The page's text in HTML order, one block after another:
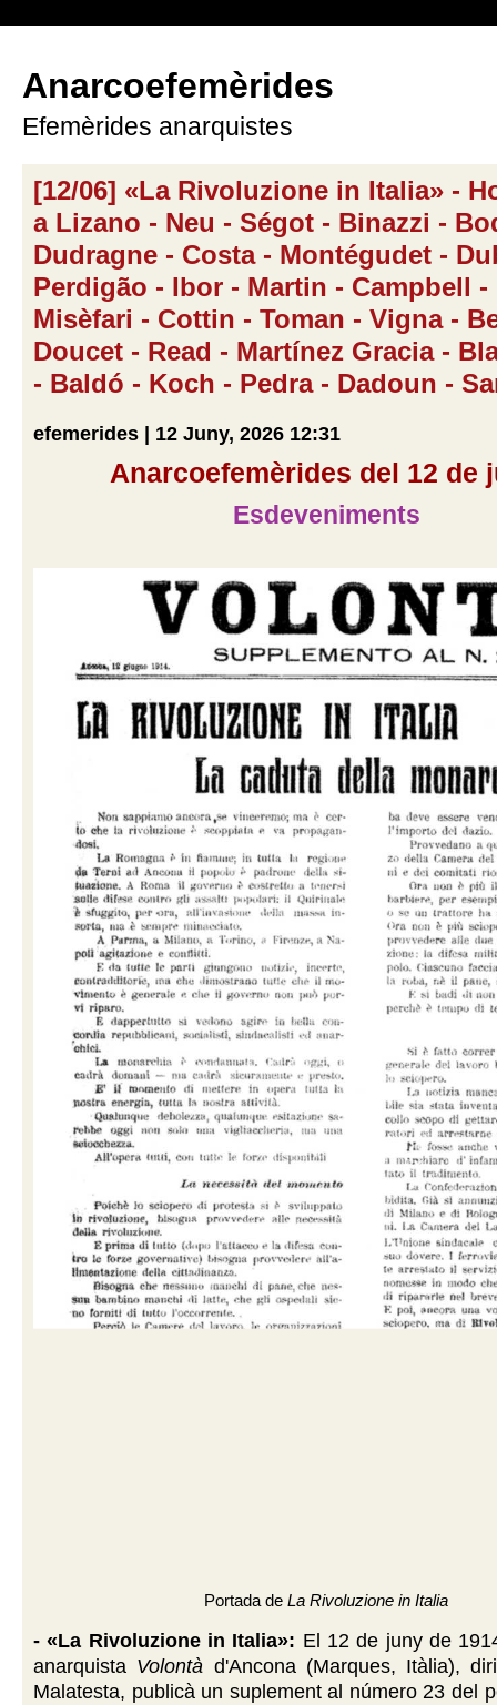
Anarcoefemèrides
Efemèrides anarquistes
[12/06] «La Rivoluzione in Italia» -
a Lizano - Neu - Ségot - Binazzi -
Dudragne - Costa - Montégudet -
Perdigão - Ibor - Martin - Campbell -
Misèfari - Cottin - Toman - Vigna -
Doucet - Read - Martínez Gracia -
- Baldó - Koch - Pedra - Dadoun -
efemerides | 12 Juny, 2026 12:31
Anarcoefemèrides del 12 de
Esdeveniments
Portada deLa Rivoluzione in Italia
- «La Rivoluzione in Italia»: El 12 de juny de
anarquista Volontà d'Ancona (Marques, Itàlia),
Malatesta, publicà un suplement al número 23 del